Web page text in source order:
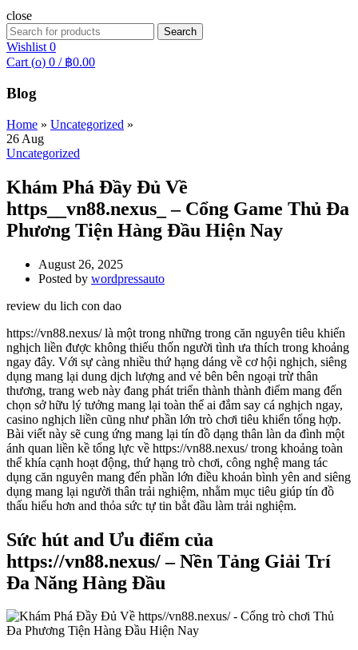
close
Search
for:
Search
Wishlist 0
Cart (o) 0 / ฿0.00
Blog
Home » Uncategorized »
26 Aug
Uncategorized
Khám Phá Đầy Đủ Về
https__vn88.nexus_ – Cổng Game Thủ Đa
Phương Tiện Hàng Đầu Hiện Nay
August 26, 2025
Posted by wordpressauto
review du lich con dao
https://vn88.nexus/ là một trong những trong căn nguyên tiêu khiển
nghịch liền được không thiếu thốn người tình ưa thích trong khoảng
ngay đây. Với sự càng nhiều thứ hạng dáng về cơ hội nghịch, siêng
dụng mang lại dung dịch lượng and vẻ bên bên ngoại trừ thân
thương, trang web này đang phát triển thành thành điểm mang đến
chọn sở hữu lý tưởng mang lại toàn thể ai đắm say cá nghịch ngay,
casino nghịch liền cũng như phần lớn trò chơi tiêu khiển tổng hợp.
Bài viết này sẽ cung ứng mang lại tín đồ dạng thân làn da đình một
ánh quan liền kề tổng lực về https://vn88.nexus/ trong khoảng toàn
thể khía cạnh hoạt động, thứ hạng trò chơi, công nghệ mang tác
dụng căn nguyên mang đến phần lớn điều khoản bình yên and siêng
dụng mang lại người thân trải nghiệm, nhằm mục tiêu giúp tín đồ
thấu hiểu hơn and thỏa sức tự tin bắt đầu làm trải nghiệm.
Sức hút and Ưu điểm của
https://vn88.nexus/ – Nền Tảng Giải Trí
Đa Năng Hàng Đầu